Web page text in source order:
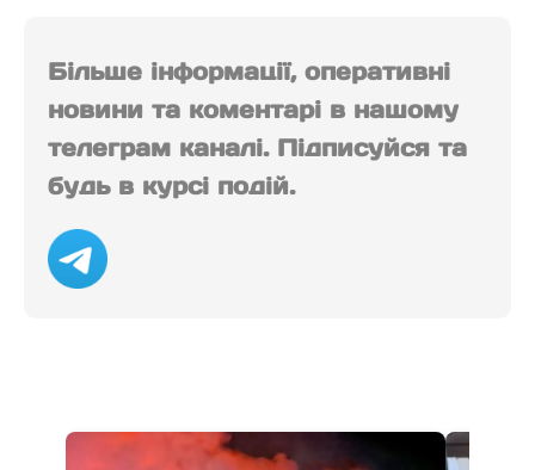
Більше інформації, оперативні
новини та коментарі в нашому
телеграм каналі. Підписуйся та
будь в курсі подій.